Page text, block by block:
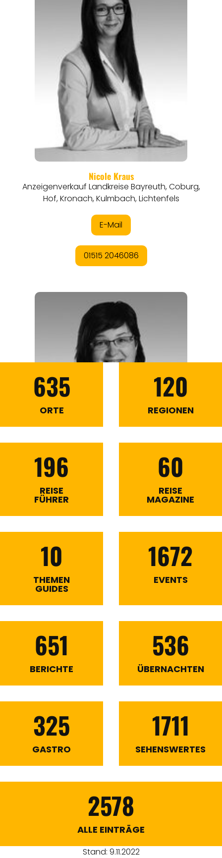
635
ORTE
120
REGIONEN
196
REISE
FÜHRER
60
REISE
MAGAZINE
10
THEMEN
GUIDES
1672
EVENTS
651
BERICHTE
536
ÜBERNACHTEN
325
GASTRO
1711
SEHENSWERTES
2578
ALLE EINTRÄGE
Stand: 9.11.2022